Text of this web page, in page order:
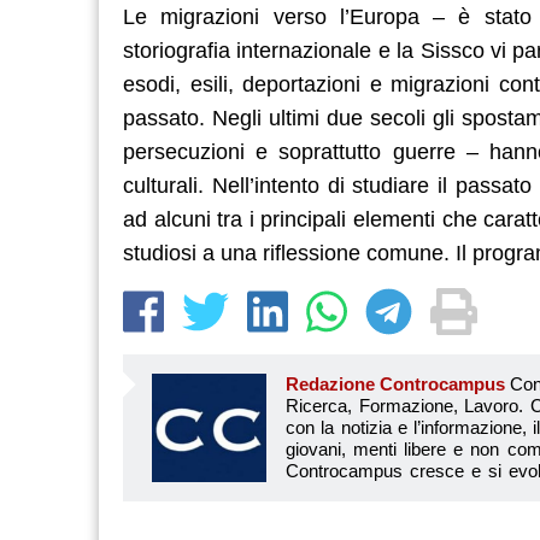
Le migrazioni verso l’Europa – è
storiografia internazionale e la Sissco vi
esodi, esili, deportazioni e migrazioni
passato. Negli ultimi due secoli gli
persecuzioni e soprattutto guerre –
culturali. Nell’intento di studiare il
ad alcuni tra i principali elementi che
studiosi a una riflessione comune. Il
Redazione Controcampus Controcampus è Il magazine più letto dai giovani su: Scuola, Università, Ricerca, Formazione, Lavoro. Controcampus nasce nell’ottobre 2001 con la missione di affiancare con la notizia e l’informazione, il mondo dell’istruzione e dell’università. Il suo cuore pulsante sono i giovani, menti libere e non compromesse da nessun interesse di parte. Il progetto è ambizioso e Controcampus cresce e si evolve arricchendo il proprio staff con nuovi giovani vogliosi di